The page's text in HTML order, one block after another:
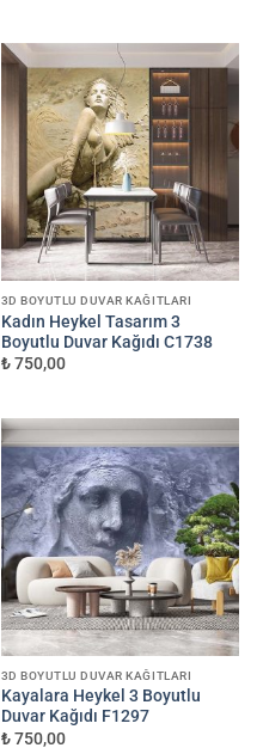
3D BOYUTLU DUVAR KAĞITLARI
Kadın Heykel Tasarım 3
Boyutlu Duvar Kağıdı C1738
₺ 750,00
3D BOYUTLU DUVAR KAĞITLARI
Kayalara Heykel 3 Boyutlu
Duvar Kağıdı F1297
₺ 750,00